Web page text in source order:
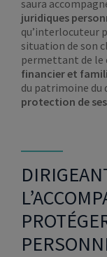
saura
juridiques
qu’interlocuteur
situation de son
permettant de le
financier et
du patrimoine du
protection de